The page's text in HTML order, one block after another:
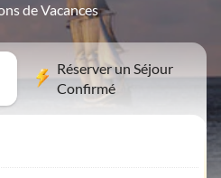
de Vacances
Réserver un Séjour
Confirmé